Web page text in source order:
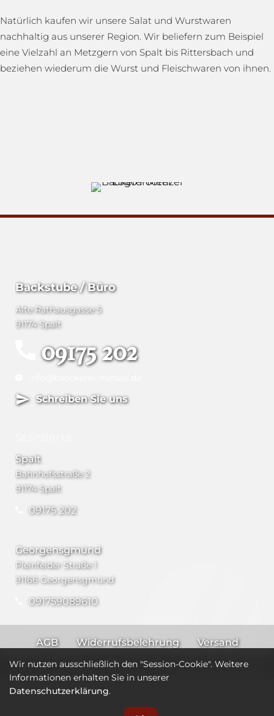
Natürlich kaufen wir unsere Salat und Wurstwaren
nachhaltig aus unserer Region. Wir beliefern zum Beispiel
eine Vielzahl an Metzgern von Spalt bis Rittersbach und
beziehen wiederum die Wurst und Fleischwaren von ihnen.
Backstube / Büro
Alte Rathausgasse 5
91174 Spalt
09175 202
Schreiben Sie uns
Spalt
Bahnhofsstraße 2
91174 Spalt
09175 202
Georgensgmünd
Pleinfelder Straße 1
91166 Georgensgmünd
091759089610
AGB Widerrufsbelehrung
Versand
Impressum
Datenschutz
Wir nutzen ausschließlich den "Session-Cookie". Weitere
Informationen erhalten Sie in unserer
Datenschutzerklärung.